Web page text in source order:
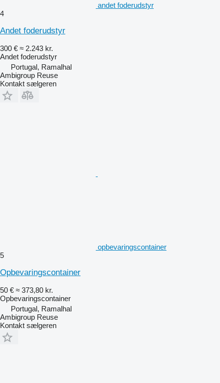
andet foderudstyr
4
Andet foderudstyr
300 € ≈ 2.243 kr.
Andet foderudstyr
Portugal, Ramalhal
Ambigroup Reuse
Kontakt sælgeren
opbevaringscontainer
5
Opbevaringscontainer
50 € ≈ 373,80 kr.
Opbevaringscontainer
Portugal, Ramalhal
Ambigroup Reuse
Kontakt sælgeren